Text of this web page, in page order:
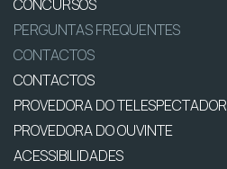
CONCURSOS
PERGUNTAS FREQUENTES
CONTACTOS
CONTACTOS
PROVEDORA DO TELESPECTADOR
PROVEDORA DO OUVINTE
ACESSIBILIDADES